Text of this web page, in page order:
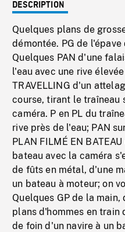
DESCRIPTION
Quelques plans de
démontée. PG de
Quelques PAN d'une
l'eau avec une rive
TRAVELLING d'un
course, tirant le traîneau
caméra. P en PL du
rive près de l'eau; PAN
PLAN FILMÉ EN
bateau avec la caméra
de fûts en métal, d'une
un bateau à moteur; on
Quelques GP de la
plans d'hommes en
de foin d'un navire à un